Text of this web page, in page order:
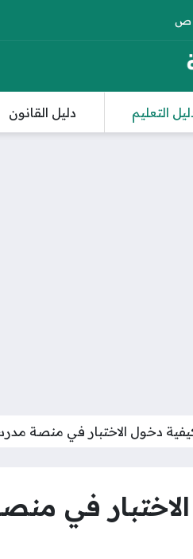
التعليم دليل القانون
دخول الاختبار في منصة مدرستي
في منصة